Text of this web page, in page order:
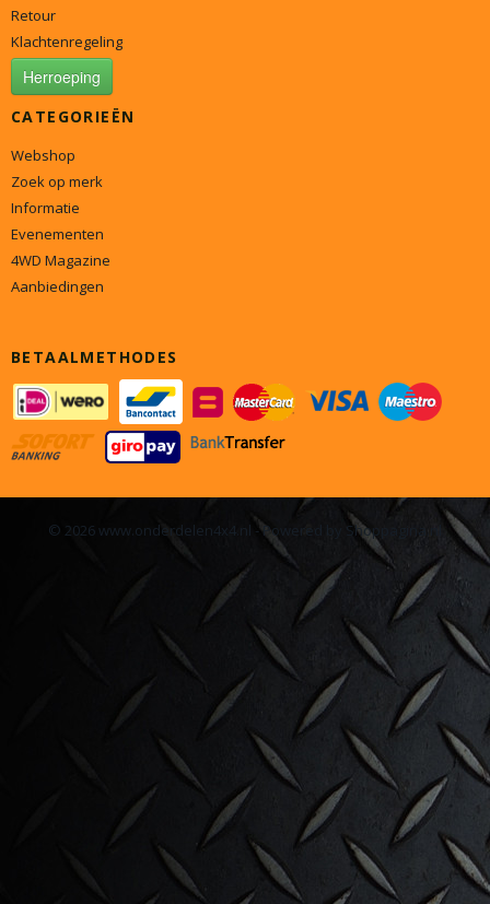
Retour
Klachtenregeling
Herroeping
CATEGORIEËN
Webshop
Zoek op merk
Informatie
Evenementen
4WD Magazine
Aanbiedingen
BETAALMETHODES
© 2026 www.onderdelen4x4.nl - Powered by Shoppagina.nl